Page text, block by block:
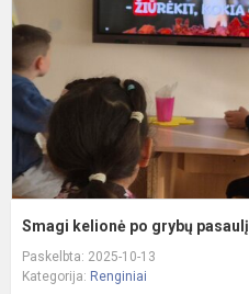
Smagi kelionė po grybų pasaulį
Paskelbta: 2025-10-13
Kategorija: Renginiai